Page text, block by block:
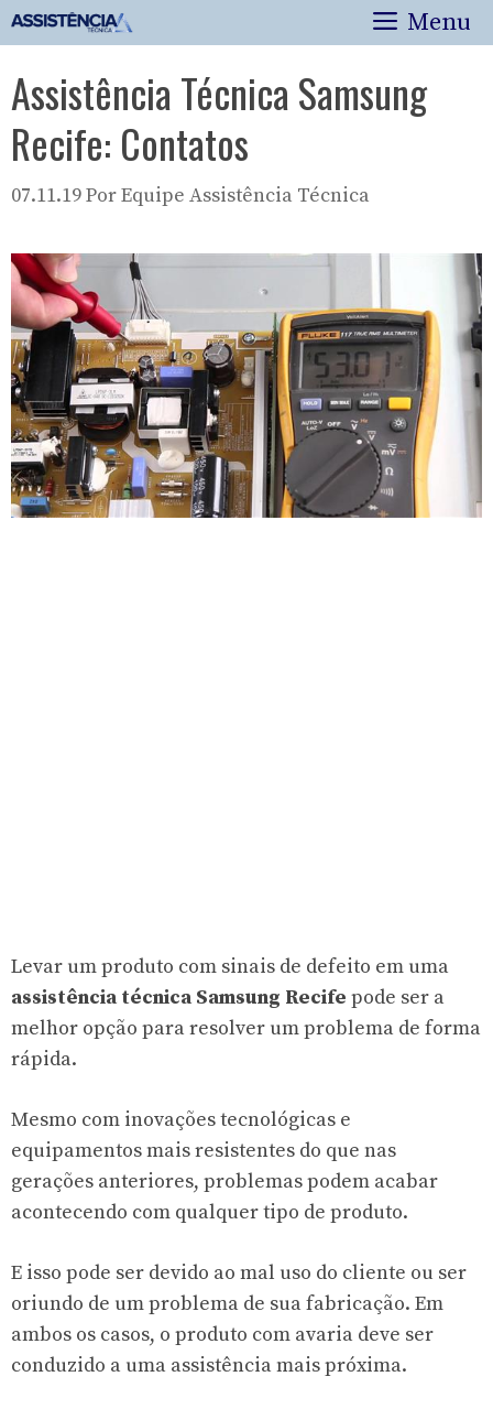
Pular
para
conteúdo
Menu
Assistência Técnica Samsung
Recife: Contatos
07.11.19PorEquipe Assistência Técnica
Levar um produto com sinais de defeito em uma
assistência técnica Samsung Recife pode ser a
melhor opção para resolver um problema de forma
rápida.
Mesmo com inovações tecnológicas e
equipamentos mais resistentes do que nas
gerações anteriores, problemas podem acabar
acontecendo com qualquer tipo de produto.
E isso pode ser devido ao mal uso do cliente ou ser
oriundo de um problema de sua fabricação. Em
ambos os casos, o produto com avaria deve ser
conduzido a uma assistência mais próxima.